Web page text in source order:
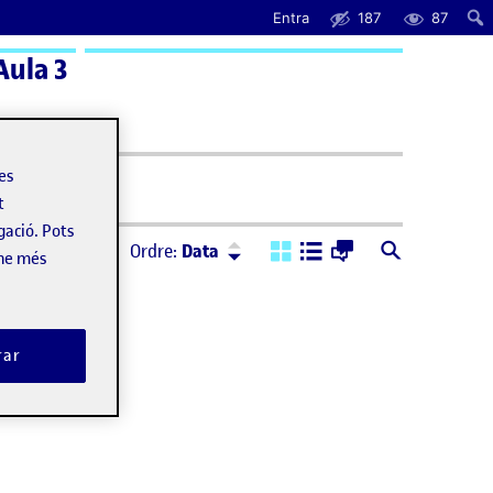
Entra 187 87
3
Ordre: Data Ordre: Descendent
Pots
més